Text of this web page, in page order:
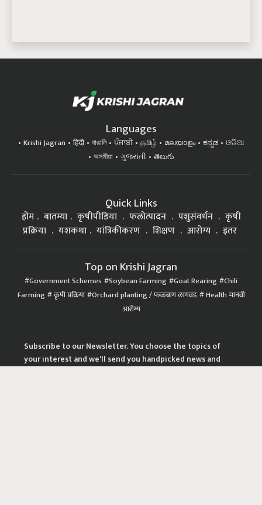
Languages
Krishi Jagran हिंदी বাঙালি ਪੰਜਾਬੀ தமிழ் മലയാളം ಕನ್ನಡ
ଓଡିଆ
অসমীয়া
ગુજરાતી తెలుగు
Quick Links
होम बातम्या कृषीपीडिया फलोत्पादन पशुसंवर्धन
कृषी
प्रक्रिया
यशकथा यांत्रिकीकरण शिक्षण आरोग्य इतर
Top on Krishi Jagran
Government Schemes Soybean Farming Goat Rearing Chili
Farming कृषी प्रक्रिया Orchard planting / फळबाग लागवड Health मानवी
आरोग्य
Subscribe to our Newsletter. You choose the topics of
your interest and we'll send you handpicked news and